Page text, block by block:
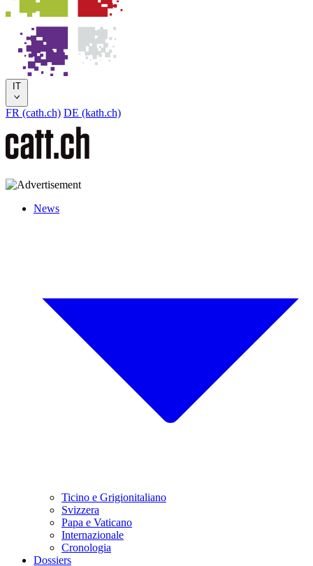
IT
FR (cath.ch) DE (kath.ch)
News
Ticino e Grigionitaliano
Svizzera
Papa e Vaticano
Internazionale
Cronologia
Dossiers